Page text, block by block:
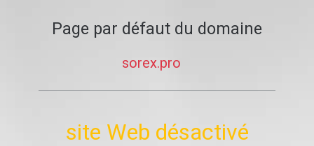
Page par défaut du domaine
sorex.pro
site Web désactivé